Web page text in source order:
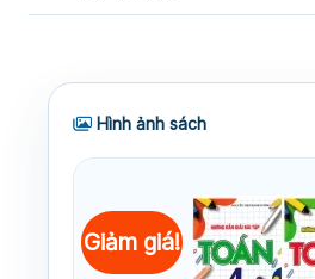
Hình ảnh sách
Giảm giá!